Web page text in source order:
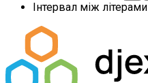
Інтервал між літерами